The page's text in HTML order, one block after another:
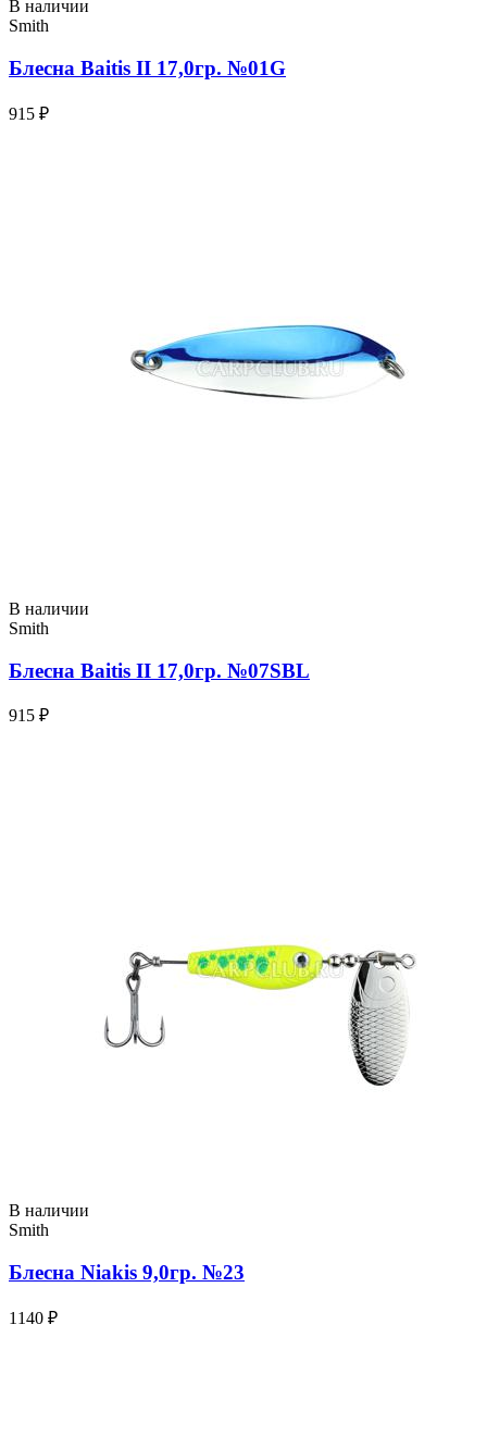
В наличии
Smith
Блесна Baitis II 17,0гр. №01G
915 ₽
В наличии
Smith
Блесна Baitis II 17,0гр. №07SBL
915 ₽
В наличии
Smith
Блесна Niakis 9,0гр. №23
1140 ₽